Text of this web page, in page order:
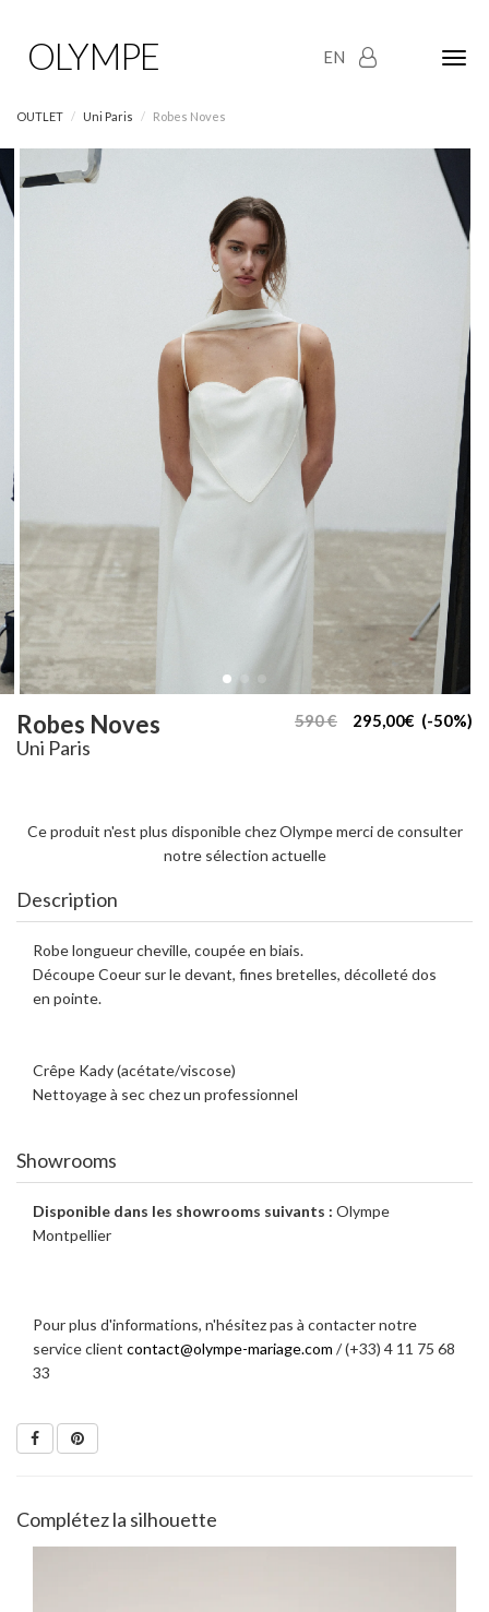
EN
OLYMPE
OUTLET Uni Paris Robes Noves
Robes Noves 590 € 295,00€ (-50%)
Uni Paris
Ce produit n'est plus disponible chez Olympe merci de consulter
notre sélection actuelle
Description
Robe longueur cheville, coupée en biais.
Découpe Coeur sur le devant, fines bretelles, décolleté dos
en pointe.
Crêpe Kady (acétate/viscose)
Nettoyage à sec chez un professionnel
Showrooms
Disponible dans les showrooms suivants : Olympe
Montpellier
Pour plus d'informations, n'hésitez pas à contacter notre
service client contact@olympe-mariage.com / (+33) 4 11 75 68
33
Complétez la silhouette